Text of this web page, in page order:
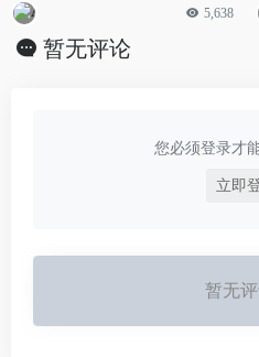
5,638
暂无评论
您必须登录才
立即
暂无